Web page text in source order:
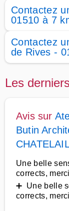
Contactez
01510 à 7
Contactez
de Rives -
Les
Avis sur
Butin
Une belle
corrects,
➕ Une belle
corrects,